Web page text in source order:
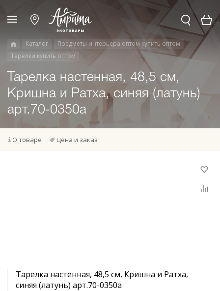
Каталог
Предметы интерьера оптом купить оптом
Тарелки купить оптом
Тарелка настенная, 48,5 см,
Кришна и Ратха, синяя (латунь)
арт.70-0350а
О товаре Цена и заказ
Тарелка настенная, 48,5 см, Кришна и Ратха,
синяя (латунь) арт.70-0350а